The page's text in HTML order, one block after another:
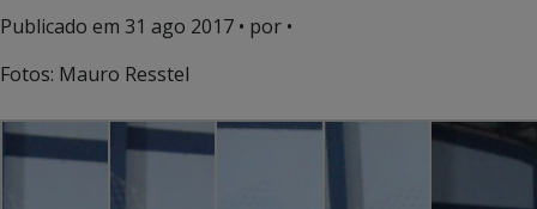
Publicado em 31 ago 2017 • por •
Fotos: Mauro Resstel